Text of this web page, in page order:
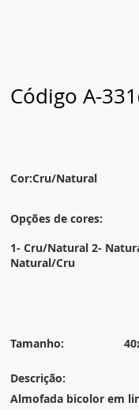
Código A-
Cor:Cru/Natural
Opções de cores:
1- Cru/Natural 2-
Natural/Cru
Tamanho:
Descrição:
Almofada bicolor em